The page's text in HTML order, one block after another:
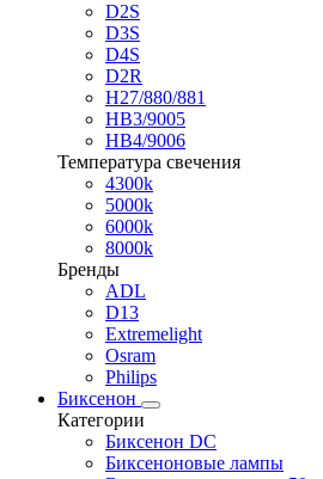
D2S
D3S
D4S
D2R
H27/880/881
HB3/9005
HB4/9006
Температура свечения
4300k
5000k
6000k
8000k
Бренды
ADL
D13
Extremelight
Osram
Philips
Биксенон
Категории
Биксенон DC
Биксеноновые лампы